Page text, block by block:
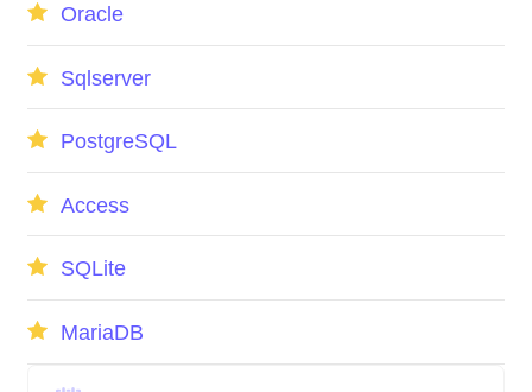
Oracle
Sqlserver
PostgreSQL
Access
SQLite
MariaDB